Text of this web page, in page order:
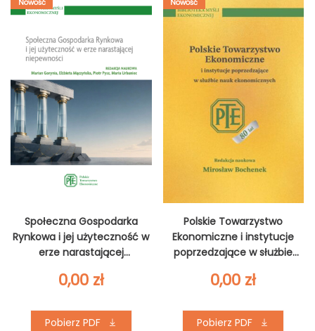
Nowość
Społeczna Gospodarka
Rynkowa i jej użyteczność w
erze narastającej
0,00 zł
Pobierz PDF
Nowość
Polskie Towarzystwo
Ekonomiczne i instytucje
poprzedzające w służbie
0,00 zł
Pobierz PDF